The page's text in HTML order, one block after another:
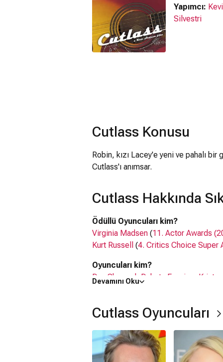
Yapımcı:
Silvestri
Cutlass Konusu
Robin, kızı Lacey'e yeni ve pahalı
Cutlass'ı anımsar.
Cutlass Hakkında
Ödüllü Oyuncuları kim?
Virginia Madsen (11. Actor Awards
Kurt Russell
(4. Critics Choice Super
Oyuncuları kim?
Dax Shepard Dakota Fanning
Cutlass filmiABD'da çekilmiştir.
Kaç saat?
16 dakika
Devamını Oku
Cutlass Oyuncuları